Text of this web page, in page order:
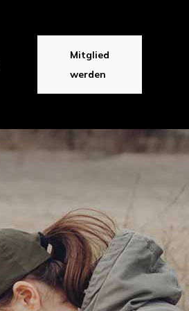
Mitglied
werden